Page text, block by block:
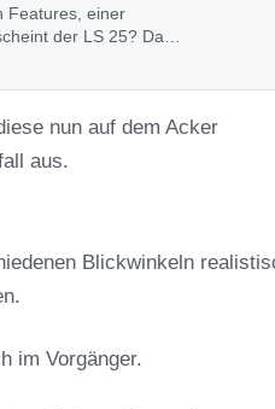
Features, einer
der LS 25? Das
nun auf dem Acker
aus.
Blickwinkeln
im Vorgänger.